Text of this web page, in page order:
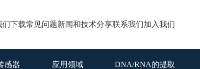
们下载常见问题新闻和技术分享联系我们加入我们
感器 应用领域 DNA/RNA的提取